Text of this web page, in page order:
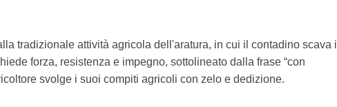
tradizionale attività agricola dell'aratura, in cui il contadino scava il
forza, resistenza e impegno, sottolineato dalla frase “con
svolge i suoi compiti agricoli con zelo e dedizione.